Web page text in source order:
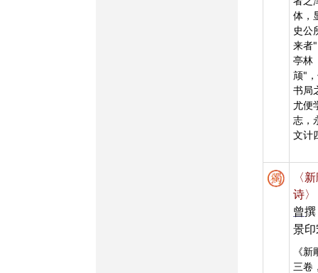
体，
史公
来者
亭林
颃"
书局
尤便
志，
文计
〈
诗〉
曾撰
景
《
三卷